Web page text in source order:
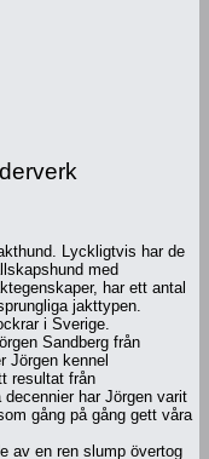
Lyckligtvis har de
med
har ett antal
jakttypen.
i Sverige.
Sandberg från
Jörgen kennel
resultat från
har Jörgen varit
gång på gång gett våra
av en ren slump övertog